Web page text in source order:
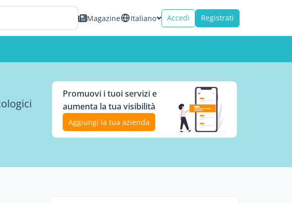
Magazine Italiano Accedi Registrati
Promuovi i tuoi servizi e
aumenta la tua visibilità
Aggiungi la tua azienda